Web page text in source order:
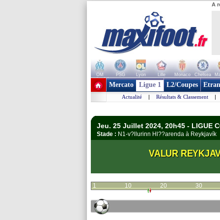
A
OM PSG Lyon Lille Monaco Chelsea
+ de clubs
Mercato Ligue 1 L2/Coupes
Actualité | Résultats & Classement |
Jeu. 25 Juillet 2024, 20h45 - LIGUE
Stade : N1-v?llurinn Hl??arenda à
VALUR
1 10 20 30